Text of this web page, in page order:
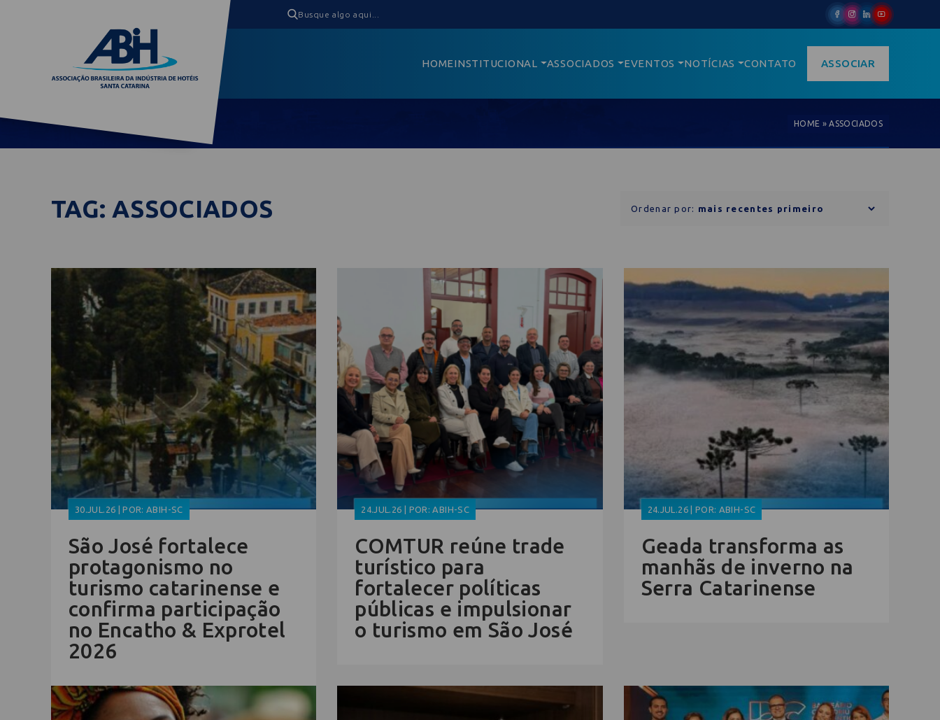
HOMEINSTITUCIONAL ASSOCIADOS EVENTOS NOTÍCIAS CONTATO ASSOCIAR
HOME »ASSOCIADOS
TAG: ASSOCIADOS Ordenar por:
30.JUL.26 | POR: ABIH-SC
São José fortalece
protagonismo no
turismo catarinense e
confirma participação
no Encatho & Exprotel
2026
24.JUL.26 | POR: ABIH-SC
COMTUR reúne trade
turístico para
fortalecer políticas
públicas e impulsionar
o turismo em São José
24.JUL.26 | POR: ABIH-SC
Geada transforma as
manhãs de inverno na
Serra Catarinense